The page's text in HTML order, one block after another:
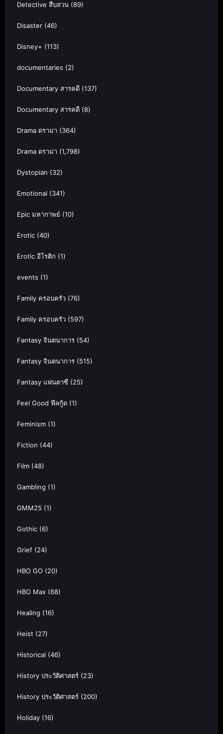
Detective สืบสวน (89)
Disaster (46)
Disney+ (113)
documentaries (2)
Documentary สารคดี (137)
Documentary สารคดี (8)
Drama ดราม่า (364)
Drama ดราม่า (1,798)
Dystopian (32)
Emotional (341)
Epic มหากาพย์ (10)
Erotic (40)
Erotic อีโรติก (1)
events (1)
Family ครอบครัว (76)
Family ครอบครัว (597)
Fantasy จินตนาการ (54)
Fantasy จินตนาการ (515)
Fantasy แฟนตาซี (25)
Feel Good ฟีลกู้ด (1)
Feminism (1)
Fiction (44)
Film (48)
Gambling (1)
GMM25 (1)
Gothic (6)
Grief (24)
HBO GO (20)
HBO Max (68)
Healing (16)
Heist (27)
Historical (46)
History ประวัติศาสตร์ (23)
History ประวัติศาสตร์ (200)
Holiday (16)